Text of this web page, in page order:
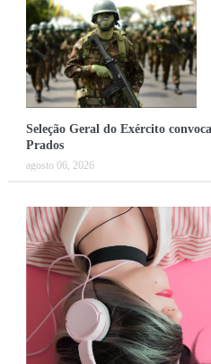
Seleção Geral do Exército
Prados
agosto 06, 2026